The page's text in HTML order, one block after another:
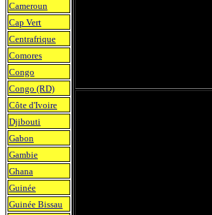
Cameroun
Cap Vert
Centrafrique
Comores
Congo
Congo (RD)
Côte d'Ivoire
Djibouti
Gabon
Gambie
Ghana
Guinée
Guinée Bissau